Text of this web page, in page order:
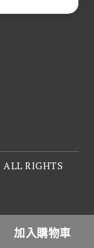
ALL RIGHTS
加入購物車